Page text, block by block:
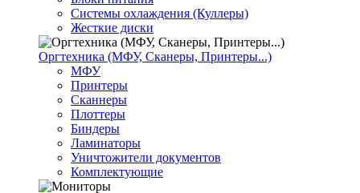
Системы охлаждения (Куллеры)
Жесткие диски
Оргтехника (МФУ, Сканеры, Принтеры...)
МФУ
Принтеры
Сканнеры
Плоттеры
Биндеры
Ламинаторы
Уничтожители документов
Комплектующие